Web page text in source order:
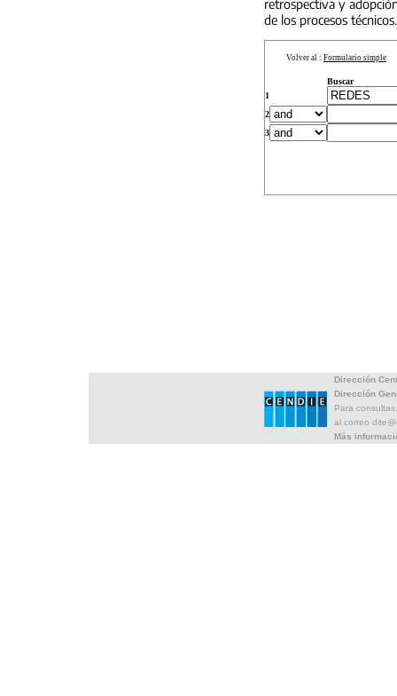
de los procesos técnicos.
Volver al : Formulario simple
Buscar
1
2
3
Dirección
Dirección
Para
al correo
Más